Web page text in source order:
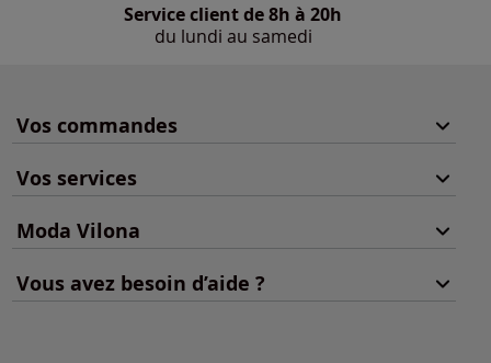
Service client de 8h à 20h
du lundi au samedi
Vos commandes
Vos services
Moda Vilona
Vous avez besoin d’aide ?